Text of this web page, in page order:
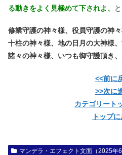
る動きをよく見極めて下されよ、
修業守護の神々様、役員守護の神
十柱の神々様、地の日月の大神様
諸々の神々様、いつも御守護頂き
<<前に
>>次に
カテゴリート
トップ
マンデラ・エフェクト文面（2025年